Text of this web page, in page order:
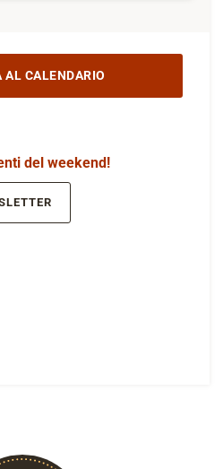
CALENDARIO
del weekend!